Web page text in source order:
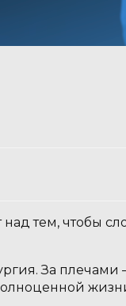
тем, чтобы
За